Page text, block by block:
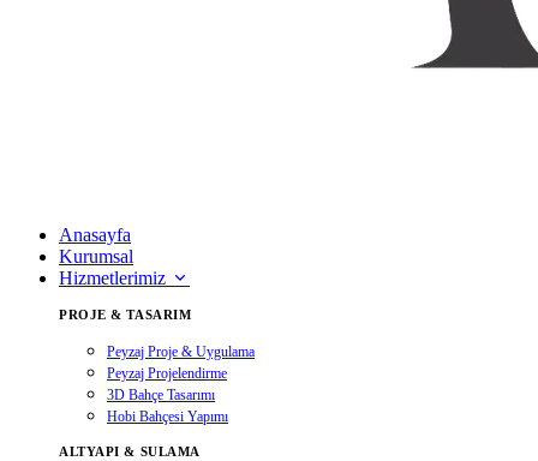
Anasayfa
Kurumsal
Hizmetlerimiz
PROJE & TASARIM
Peyzaj Proje & Uygulama
Peyzaj Projelendirme
3D Bahçe Tasarımı
Hobi Bahçesi Yapımı
ALTYAPI & SULAMA